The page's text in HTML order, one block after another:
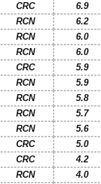
CRC
6.9
RCN
6.2
RCN
6.0
RCN
6.0
CRC
5.9
RCN
5.9
RCN
5.8
RCN
5.7
RCN
5.6
CRC
5.0
CRC
4.2
RCN
4.0